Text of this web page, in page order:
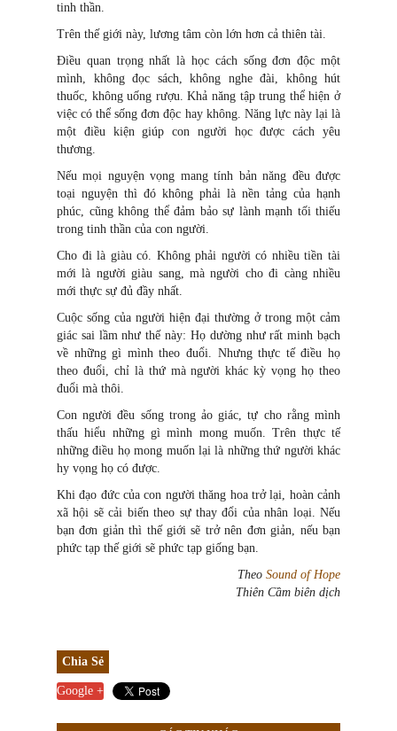
tinh thần.
Trên thế giới này, lương tâm còn lớn hơn cả thiên tài.
Điều quan trọng nhất là học cách sống đơn độc một
mình, không đọc sách, không nghe đài, không hút
thuốc, không uống rượu. Khả năng tập trung thể hiện ở
việc có thể sống đơn độc hay không. Năng lực này lại là
một điều kiện giúp con người học được cách yêu
thương.
Nếu mọi nguyện vọng mang tính bản năng đều được
toại nguyện thì đó không phải là nền tảng của hạnh
phúc, cũng không thể đảm bảo sự lành mạnh tối thiếu
trong tinh thần của con người.
Cho đi là giàu có. Không phải người có nhiều tiền tài
mới là người giàu sang, mà người cho đi càng nhiều
mới thực sự đủ đầy nhất.
Cuộc sống của người hiện đại thường ở trong một cảm
giác sai lầm như thế này: Họ dường như rất minh bạch
về những gì mình theo đuổi. Nhưng thực tế điều họ
theo đuổi, chỉ là thứ mà người khác kỳ vọng họ theo
đuổi mà thôi.
Con người đều sống trong ảo giác, tự cho rằng mình
thấu hiểu những gì mình mong muốn. Trên thực tế
những điều họ mong muốn lại là những thứ người khác
hy vọng họ có được.
Khi đạo đức của con người thăng hoa trở lại, hoàn cảnh
xã hội sẽ cải biến theo sự thay đổi của nhân loại. Nếu
bạn đơn giản thì thế giới sẽ trở nên đơn giản, nếu bạn
phức tạp thế giới sẽ phức tạp giống bạn.
Theo Sound of Hope
Thiên Cầm biên dịch
Chia Sẻ
Google +